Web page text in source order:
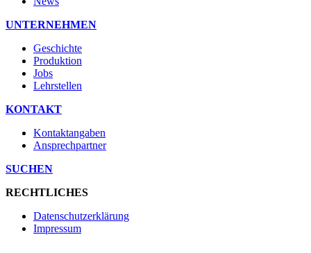
UNTERNEHMEN
Geschichte
Produktion
Jobs
Lehrstellen
KONTAKT
Kontaktangaben
Ansprechpartner
SUCHEN
RECHTLICHES
Datenschutzerklärung
Impressum